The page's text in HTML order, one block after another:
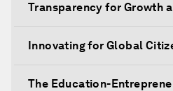
Transparency for Growth
Innovating for Global
The Education-